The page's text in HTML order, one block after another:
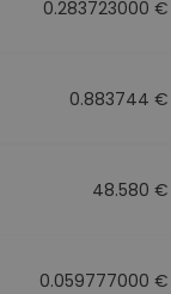
0.283723000 €
0.883744 €
48.580 €
0.059777000 €